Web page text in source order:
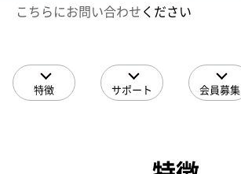
こちらにお問い合わせください
特徴 サポート 会員募集